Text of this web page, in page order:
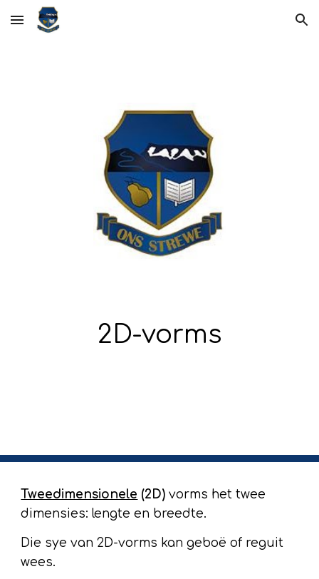
Skip to main content Skip to navigation
2D-vorms
Tweedimensionele (2D) vorms het twee
dimensies: lengte en breedte.
Die sye van 2D-vorms kan geboë of reguit
wees.